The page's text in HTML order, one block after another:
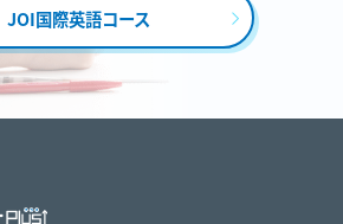
JOI国際英語コース